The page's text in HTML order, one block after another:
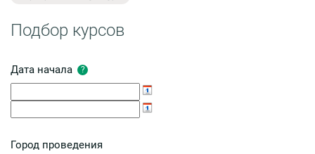
Подбор курсов
Дата начала ?
Город проведения